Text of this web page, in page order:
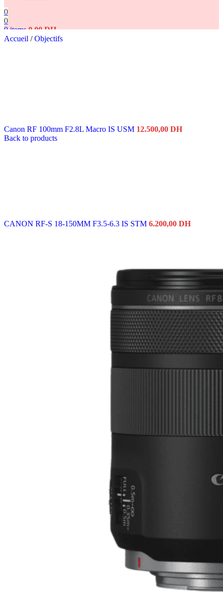
0
0
0items 0,00DH
Accueil / Objectifs
Canon RF 100mm F2.8L Macro IS USM 12.500,00 DH
Back to products
CANON RF-S 18-150MM F3.5-6.3 IS STM 6.200,00 DH